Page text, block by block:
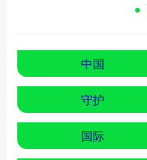
中国
守护
国际